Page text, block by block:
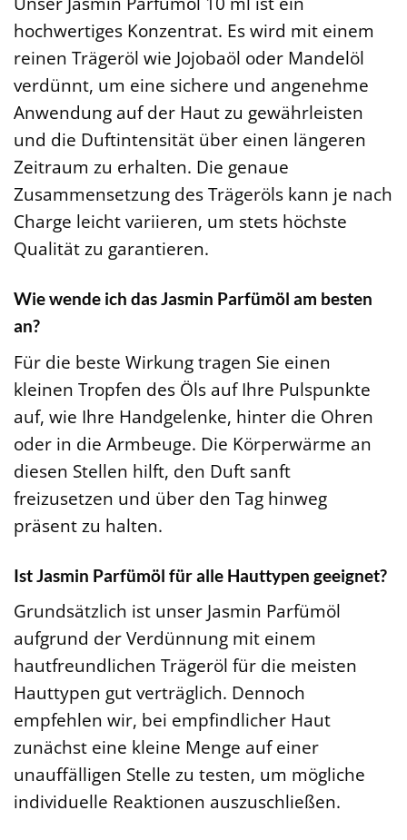
hochwertiges Konzentrat. Es wird mit einem
reinen Trägeröl wie Jojobaöl oder Mandelöl
verdünnt, um eine sichere und angenehme
Anwendung auf der Haut zu gewährleisten
und die Duftintensität über einen längeren
Zeitraum zu erhalten. Die genaue
Zusammensetzung des Trägeröls kann je nach
Charge leicht variieren, um stets höchste
Qualität zu garantieren.
Wie wende ich das Jasmin Parfümöl am besten
an?
Für die beste Wirkung tragen Sie einen
kleinen Tropfen des Öls auf Ihre Pulspunkte
auf, wie Ihre Handgelenke, hinter die Ohren
oder in die Armbeuge. Die Körperwärme an
diesen Stellen hilft, den Duft sanft
freizusetzen und über den Tag hinweg
präsent zu halten.
Ist Jasmin Parfümöl für alle Hauttypen geeignet?
Grundsätzlich ist unser Jasmin Parfümöl
aufgrund der Verdünnung mit einem
hautfreundlichen Trägeröl für die meisten
Hauttypen gut verträglich. Dennoch
empfehlen wir, bei empfindlicher Haut
zunächst eine kleine Menge auf einer
unauffälligen Stelle zu testen, um mögliche
individuelle Reaktionen auszuschließen.